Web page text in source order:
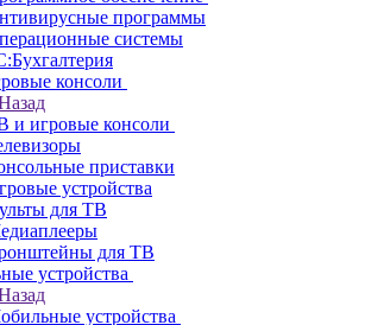
программы
системы
консоли
и игровые консоли
приставки
устройства
для ТВ
для ТВ
устройства
устройства